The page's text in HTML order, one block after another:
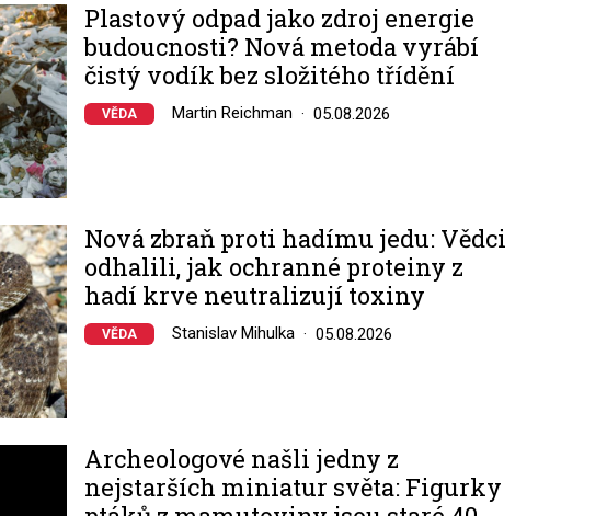
Plastový odpad jako zdroj energie
budoucnosti? Nová metoda vyrábí
čistý vodík bez složitého třídění
VĚDA Martin Reichman 05.08.2026
Nová zbraň proti hadímu jedu: Vědci
odhalili, jak ochranné proteiny z
hadí krve neutralizují toxiny
VĚDA Stanislav Mihulka 05.08.2026
Archeologové našli jedny z
nejstarších miniatur světa: Figurky